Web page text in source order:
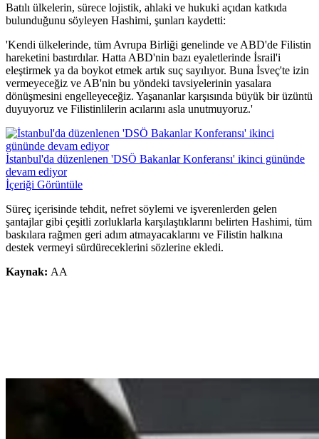
Batılı ülkelerin, sürece lojistik, ahlaki ve hukuki açıdan katkıda
bulunduğunu söyleyen Hashimi, şunları kaydetti:
'Kendi ülkelerinde, tüm Avrupa Birliği genelinde ve ABD'de Filistin
hareketini bastırdılar. Hatta ABD'nin bazı eyaletlerinde İsrail'i
eleştirmek ya da boykot etmek artık suç sayılıyor. Buna İsveç'te izin
vermeyeceğiz ve AB'nin bu yöndeki tavsiyelerinin yasalara
dönüşmesini engelleyeceğiz. Yaşananlar karşısında büyük bir üzüntü
duyuyoruz ve Filistinlilerin acılarını asla unutmuyoruz.'
İstanbul'da düzenlenen 'DSÖ Bakanlar Konferansı' ikinci gününde
devam ediyor
İçeriği Görüntüle
Süreç içerisinde tehdit, nefret söylemi ve işverenlerden gelen
şantajlar gibi çeşitli zorluklarla karşılaştıklarını belirten Hashimi, tüm
baskılara rağmen geri adım atmayacaklarını ve Filistin halkına
destek vermeyi sürdüreceklerini sözlerine ekledi.
Kaynak: AA